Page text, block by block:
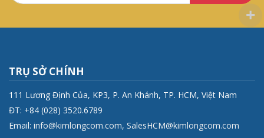
TRỤ SỞ CHÍNH
111 Lương Định Của, KP3, P. An Khánh, TP. HCM, Việt Nam
ĐT: +84 (028) 3520.6789
Email: info@kimlongcom.com, SalesHCM@kimlongcom.com